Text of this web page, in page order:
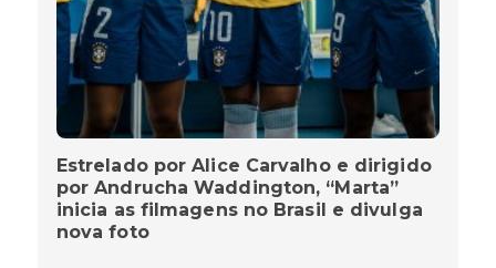
Estrelado por Alice Carvalho e dirigido
por Andrucha Waddington, “Marta”
inicia as filmagens no Brasil e divulga
nova foto